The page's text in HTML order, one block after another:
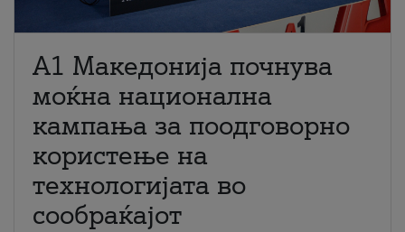
A1 Македонија почнува
моќна национална
кампања за поодговорно
користење на
технологијата во
сообраќајот